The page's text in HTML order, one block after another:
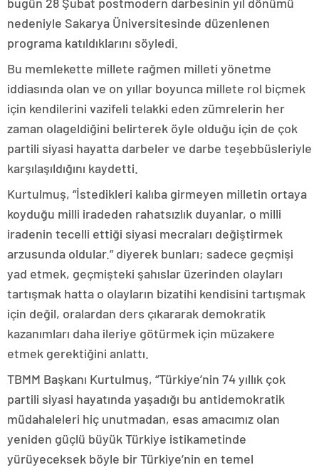
nedeniyle Sakarya Üniversitesinde düzenlenen
programa katıldıklarını söyledi.
Bu memlekette millete rağmen milleti yönetme
iddiasında olan ve on yıllar boyunca millete rol biçmek
için kendilerini vazifeli telakki eden zümrelerin her
zaman olageldiğini belirterek öyle olduğu için de çok
partili siyasi hayatta darbeler ve darbe teşebbüsleriyle
karşılaşıldığını kaydetti.
Kurtulmuş, “İstedikleri kalıba girmeyen milletin ortaya
koyduğu milli iradeden rahatsızlık duyanlar, o milli
iradenin tecelli ettiği siyasi mecraları değiştirmek
arzusunda oldular.” diyerek bunları; sadece geçmişi
yad etmek, geçmişteki şahıslar üzerinden olayları
tartışmak hatta o olayların bizatihi kendisini tartışmak
için değil, oralardan ders çıkararak demokratik
kazanımları daha ileriye götürmek için müzakere
etmek gerektiğini anlattı.
TBMM Başkanı Kurtulmuş, “Türkiye’nin 74 yıllık çok
partili siyasi hayatında yaşadığı bu antidemokratik
müdahaleleri hiç unutmadan, esas amacımız olan
yeniden güçlü büyük Türkiye istikametinde
yürüyeceksek böyle bir Türkiye’nin en temel